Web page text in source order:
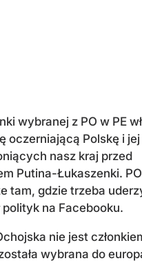
wybranej z PO w PE
oczerniającą Polskę i jej
nasz kraj przed
Putina-Łukaszenki.
tam, gdzie trzeba
polityk na Facebooku.
nie jest
wybrana do